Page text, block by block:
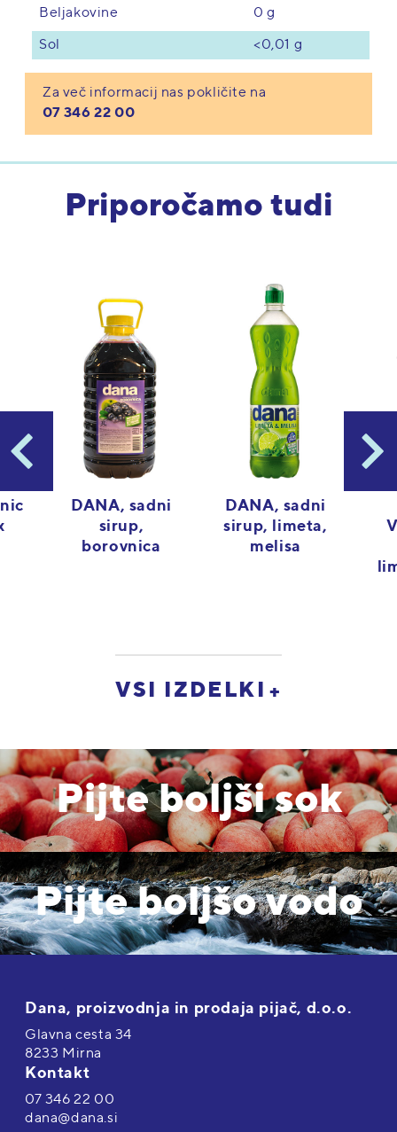
Beljakovine 0 g
Sol <0,01 g
Za več informacij nas pokličite na
07 346 22 00
Priporočamo tudi
DANA, sadni
sirup,
borovnica
DANA, sadni
sirup, limeta,
melisa
VSI IZDELKI
Pijte boljši sok
Pijte boljšo vodo
Dana, proizvodnja in prodaja pijač, d.o.o.
Glavna cesta 34
8233 Mirna
Kontakt
07 346 22 00
dana@dana.si